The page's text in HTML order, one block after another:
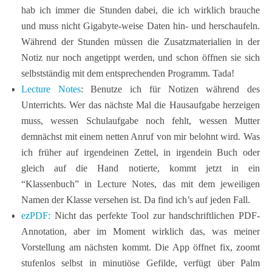
hab ich immer die Stunden dabei, die ich wirklich brauche
und muss nicht Gigabyte-weise Daten hin- und herschaufeln.
Während der Stunden müssen die Zusatzmaterialien in der
Notiz nur noch angetippt werden, und schon öffnen sie sich
selbstständig mit dem entsprechenden Programm. Tada!
Lecture Notes: Benutze ich für Notizen während des
Unterrichts. Wer das nächste Mal die Hausaufgabe herzeigen
muss, wessen Schulaufgabe noch fehlt, wessen Mutter
demnächst mit einem netten Anruf von mir belohnt wird. Was
ich früher auf irgendeinen Zettel, in irgendein Buch oder
gleich auf die Hand notierte, kommt jetzt in ein
“Klassenbuch” in Lecture Notes, das mit dem jeweiligen
Namen der Klasse versehen ist. Da find ich’s auf jeden Fall.
ezPDF: Nicht das perfekte Tool zur handschriftlichen PDF-
Annotation, aber im Moment wirklich das, was meiner
Vorstellung am nächsten kommt. Die App öffnet fix, zoomt
stufenlos selbst in minutiöse Gefilde, verfügt über Palm